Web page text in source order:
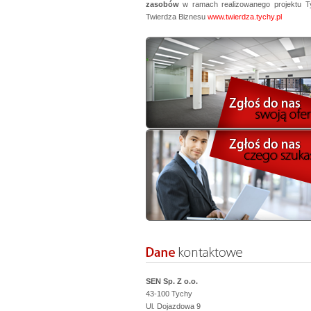
zasobóww ramach realizowanego projektu
Twierdza Biznesu www.twierdza.tychy.pl
SEN Sp. Z o.o.
43-100 Tychy
Ul. Dojazdowa 9